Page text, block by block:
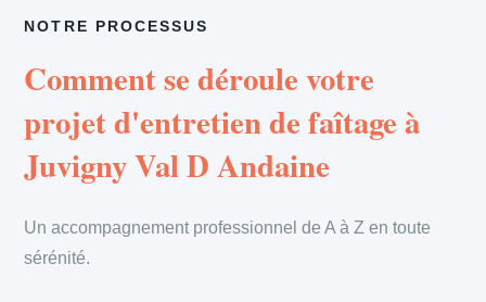
NOTRE PROCESSUS
Comment se déroule votre
projet d'entretien de faîtage à
Juvigny Val D Andaine
Un accompagnement professionnel de A à Z en toute
sérénité.